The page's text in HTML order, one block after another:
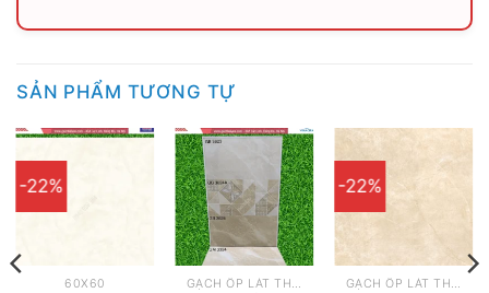
SẢN PHẨM TƯƠNG TỰ
-22%
60X60 GẠCH ỐP LÁT THEO HÃNG
-22%
GẠCH ỐP LÁT THEO HÃNG